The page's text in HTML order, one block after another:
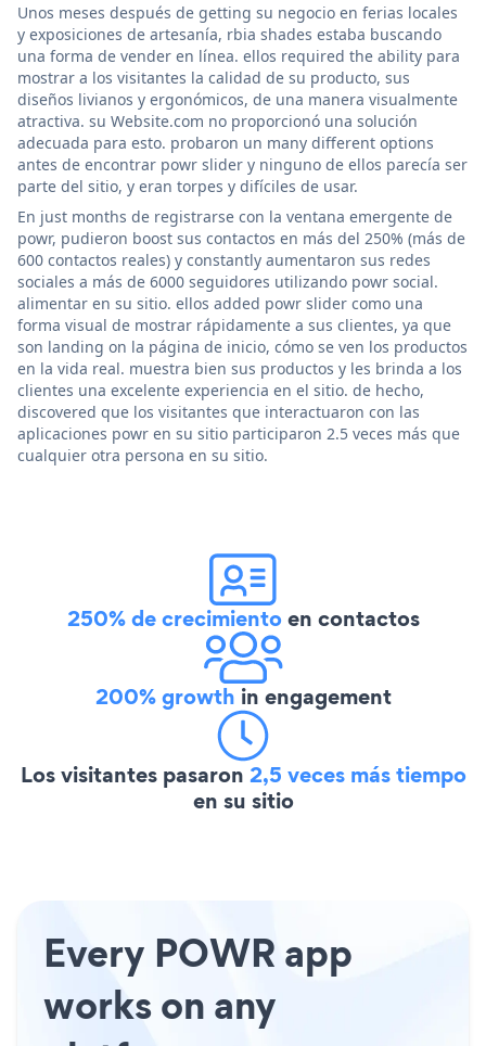
Unos meses después de getting su negocio en ferias locales
y exposiciones de artesanía, rbia shades estaba buscando
una forma de vender en línea. ellos required the ability para
mostrar a los visitantes la calidad de su producto, sus
diseños livianos y ergonómicos, de una manera visualmente
atractiva. su Website.com no proporcionó una solución
adecuada para esto. probaron un many different options
antes de encontrar powr slider y ninguno de ellos parecía ser
parte del sitio, y eran torpes y difíciles de usar.
En just months de registrarse con la ventana emergente de
powr, pudieron boost sus contactos en más del 250% (más de
600 contactos reales) y constantly aumentaron sus redes
sociales a más de 6000 seguidores utilizando powr social.
alimentar en su sitio. ellos added powr slider como una
forma visual de mostrar rápidamente a sus clientes, ya que
son landing on la página de inicio, cómo se ven los productos
en la vida real. muestra bien sus productos y les brinda a los
clientes una excelente experiencia en el sitio. de hecho,
discovered que los visitantes que interactuaron con las
aplicaciones powr en su sitio participaron 2.5 veces más que
cualquier otra persona en su sitio.
250% de crecimientoen contactos
200% growth in engagement
Los visitantes pasaron 2,5 veces más tiempo
en su sitio
Every POWR app
works on any